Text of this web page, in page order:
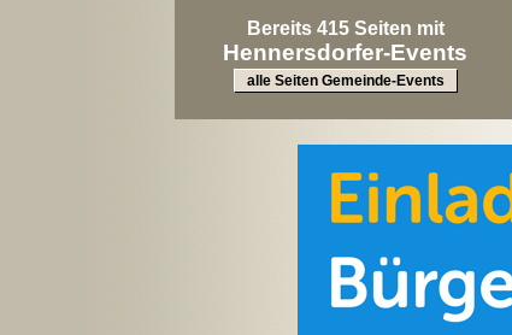
Bereits 415 Seiten mit
Hennersdorfer-Events
alle Seiten Gemeinde-Events